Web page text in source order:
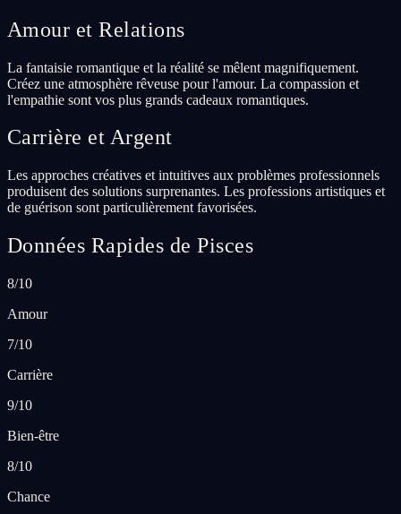
Amour et Relations
La fantaisie romantique et la réalité se mêlent magnifiquement.
Créez une atmosphère rêveuse pour l'amour. La compassion et
l'empathie sont vos plus grands cadeaux romantiques.
Carrière et Argent
Les approches créatives et intuitives aux problèmes professionnels
produisent des solutions surprenantes. Les professions artistiques et
de guérison sont particulièrement favorisées.
Données Rapides de Pisces
8/10
Amour
7/10
Carrière
9/10
Bien-être
8/10
Chance